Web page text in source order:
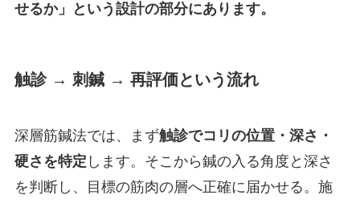
せるか」という設計の部分にあります。
触診 → 刺鍼 → 再評価という流れ
深層筋鍼法では、まず触診でコリの位置・深さ・
硬さを特定 します。そこから鍼の入る角度と深さ
を判断し、目標の筋肉の層へ正確に届かせる。施